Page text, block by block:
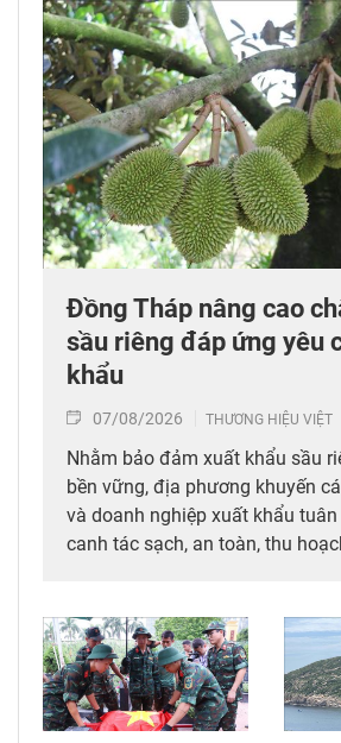
Đồng Tháp nâng cao
sầu riêng đáp ứng yêu
khẩu
07/08/2026 THƯƠNG HIỆU VIỆT
Nhằm bảo đảm xuất khẩu sầu
bền vững, địa phương khuyến
và doanh nghiệp xuất khẩu
canh tác sạch, an toàn, thu